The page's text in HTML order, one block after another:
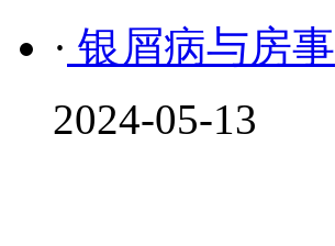
· 银屑病与房事
2024-05-13